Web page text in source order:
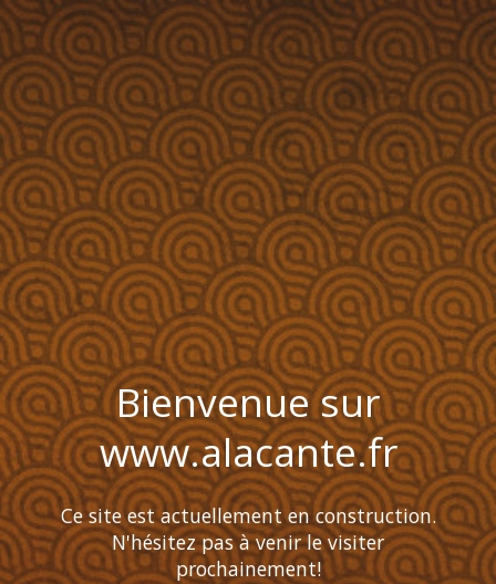
Bienvenue sur
www.alacante.fr
Ce site est actuellement en construction.
N'hésitez pas à venir le visiter
prochainement!